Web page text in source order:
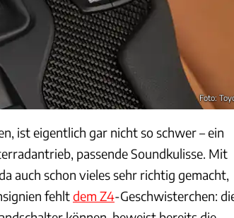
Foto:
ist eigentlich gar nicht so schwer – ein
passende Soundkulisse. Mit
auch schon vieles sehr richtig gemacht,
fehltdem Z4-Geschwisterchen: